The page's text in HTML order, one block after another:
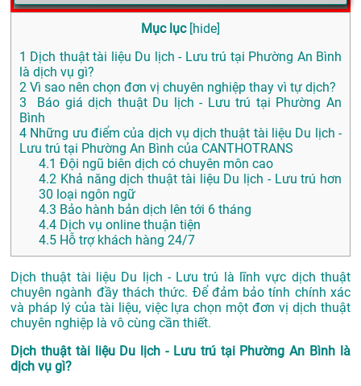
Mục lục [hide]
1 Dịch thuật tài liệu Du lịch - Lưu trú tại Phường An Bình
là dịch vụ gì?
2 Vì sao nên chọn đơn vị chuyên nghiệp thay vì tự dịch?
3 Báo giá dịch thuật Du lịch - Lưu trú tại Phường An
Bình
4 Những ưu điểm của dịch vụ dịch thuật tài liệu Du lịch -
Lưu trú tại Phường An Bình của CANTHOTRANS
4.1 Đội ngũ biên dịch có chuyên môn cao
4.2 Khả năng dịch thuật tài liệu Du lịch - Lưu trú hơn
30 loại ngôn ngữ
4.3 Bảo hành bản dịch lên tới 6 tháng
4.4 Dịch vụ online thuận tiện
4.5 Hỗ trợ khách hàng 24/7
Dịch thuật tài liệu Du lịch - Lưu trú là lĩnh vực dịch thuật
chuyên ngành đầy thách thức. Để đảm bảo tính chính xác
và pháp lý của tài liệu, việc lựa chọn một đơn vị dịch thuật
chuyên nghiệp là vô cùng cần thiết.
Dịch thuật tài liệu Du lịch - Lưu trú tại Phường An Bình là
dịch vụ gì?